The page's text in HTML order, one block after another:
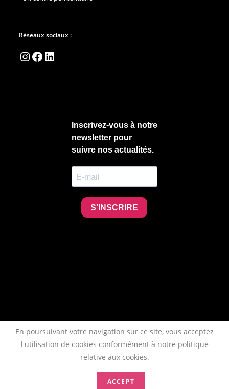
Réseaux sociaux :
Instagram
Facebook
LinkedIn
Copyright 2026 - AFTAA
En poursuivant votre navigation sur ce site, vous acceptez
l'utilisation de cookies conformément à notre politique
relative aux cookies.
ACCEPT